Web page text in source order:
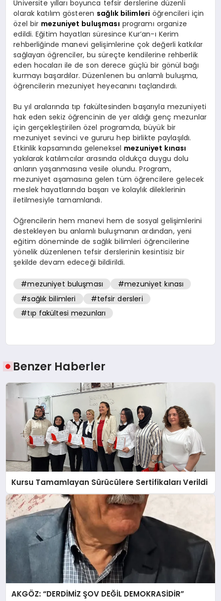
Üniversite yılları boyunca tefsir derslerine düzenli
olarak katılım gösteren sağlık bilimleri öğrencileri için
özel bir mezuniyet buluşması programı organize
edildi. Eğitim hayatları süresince Kur’an-ı Kerim
rehberliğinde manevi gelişimlerine çok değerli katkılar
sağlayan öğrenciler, bu süreçte kendilerine rehberlik
eden hocaları ile de son derece güçlü bir gönül bağı
kurmayı başardılar. Düzenlenen bu anlamlı buluşma,
öğrencilerin mezuniyet heyecanını taçlandırdı.
Bu yıl aralarında tıp fakültesinden başarıyla mezuniyeti
hak eden sekiz öğrencinin de yer aldığı genç mezunlar
için gerçekleştirilen özel programda, büyük bir
mezuniyet sevinci ve gururu hep birlikte paylaşıldı.
Etkinlik kapsamında geleneksel mezuniyet kınası
yakılarak katılımcılar arasında oldukça duygu dolu
anların yaşanmasına vesile olundu. Program,
mezuniyet aşamasına gelen tüm öğrencilere gelecek
meslek hayatlarında başarı ve kolaylık dileklerinin
iletilmesiyle tamamlandı.
Öğrencilerin hem manevi hem de sosyal gelişimlerini
destekleyen bu anlamlı buluşmanın ardından, yeni
eğitim döneminde de sağlık bilimleri öğrencilerine
yönelik düzenlenen tefsir derslerinin kesintisiz bir
şekilde devam edeceği bildirildi.
#mezuniyet buluşması
#mezuniyet kınası
#sağlık bilimleri
#tefsir dersleri
#tıp fakültesi mezunları
Benzer Haberler
Kursu Tamamlayan Sürücülere Sertifikaları Verildi
AKGÖZ: “DERDİMİZ ŞOV DEĞİL DEMOKRASİDİR”